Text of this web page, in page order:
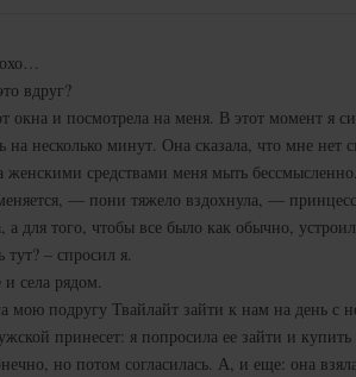
вдруг?
окна и посмотрела на меня. В этот момент я
на несколько минут. Она сказала, что мне нет
средствами меня мыть
— пони тяжело вздохнула, —
а для того, чтобы все было как обычно,
– спросил я.
села рядом.
подругу Твайлайт зайти к нам на день с
принесет: я попросила ее зайти и купить
но потом согласилась. А, и еще: она